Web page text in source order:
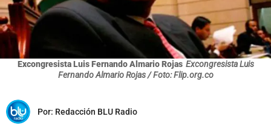
Excongresista Luis Fernando Almario Rojas Excongresista Luis
Fernando Almario Rojas / Foto: Flip.org.co
Por: Redacción BLU Radio